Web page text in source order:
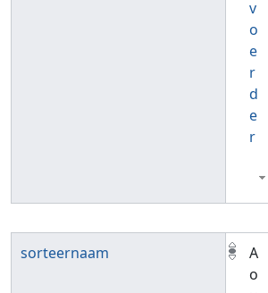
v
o
e
r
d
e
r
sorteernaam
A
o